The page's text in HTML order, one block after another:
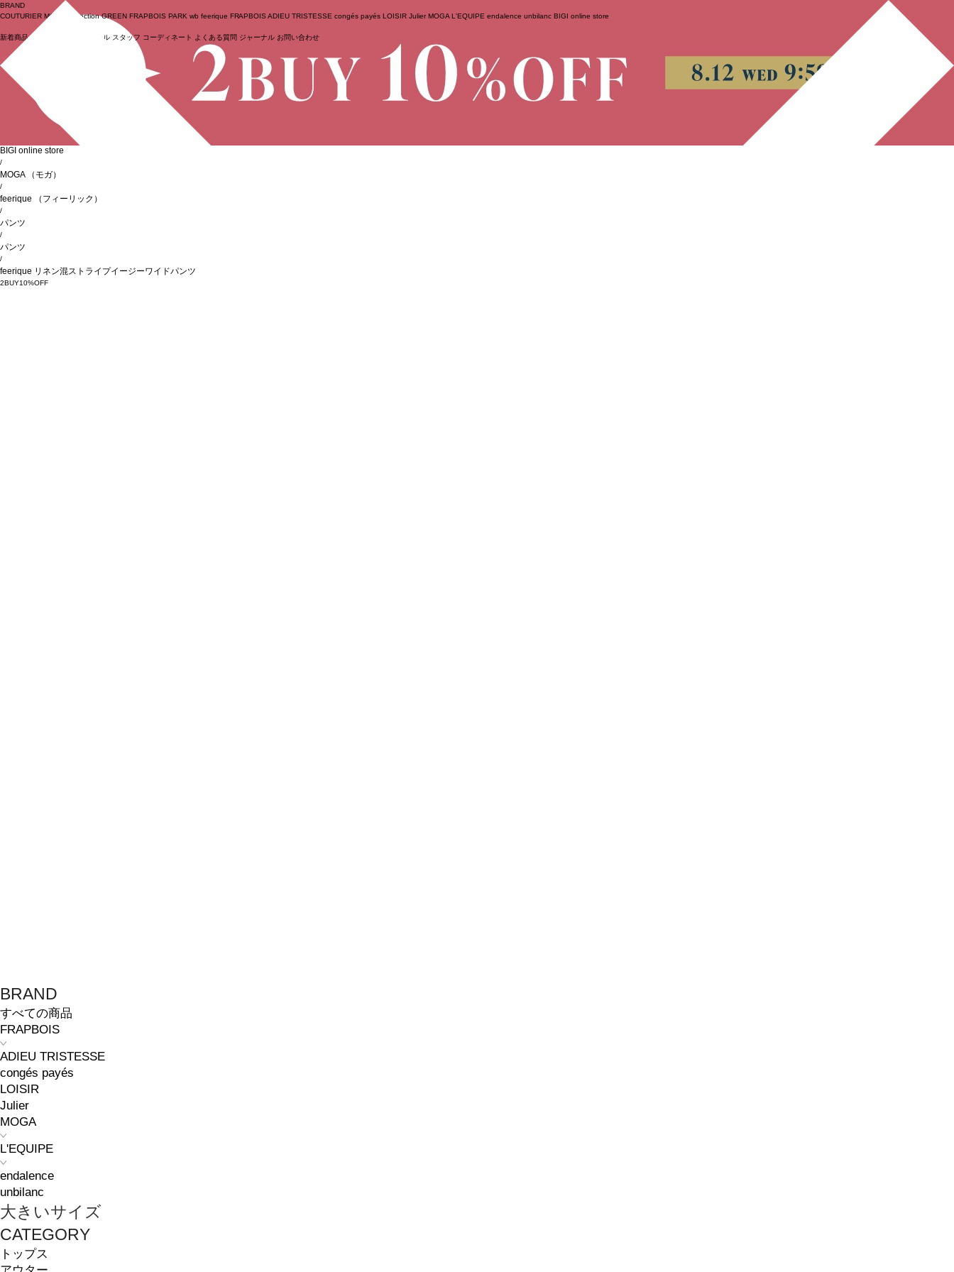
ログイン
BRAND
COUTURIER MOGA Collection GREEN FRAPBOIS PARK wb feerique FRAPBOIS ADIEU TRISTESSE congés payés LOISIR Julier MOGA L'EQUIPE endalence unbilanc BIGI online store
新着商品 (ライブ) セール スタッフ コーディネート よくある質問 ジャーナル お問い合わせ
BRAND
すべての商品
FRAPBOIS
ADIEU TRISTESSE
congés payés
LOISIR
Julier
MOGA
L'EQUIPE
endalence
unbilanc
大きいサイズ
CATEGORY
トップス
BIGI online store
/
MOGA （モガ）
/
feerique （フィーリック）
/
パンツ
/
パンツ
/
feerique リネン混ストライプイージーワイドパンツ
2BUY10%OFF